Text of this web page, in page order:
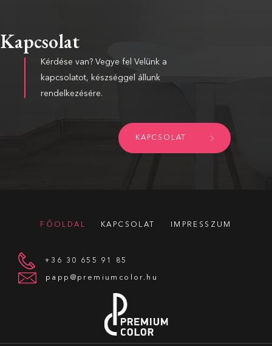
Kapcsolat
Kérdése van? Vegye fel Velünk a
kapcsolatot, készséggel állunk
rendelkezésére.
KAPCSOLAT
FŐOLDAL KAPCSOLAT IMPRESSZUM
+36 30 655 91 85
papp@premiumcolor.hu